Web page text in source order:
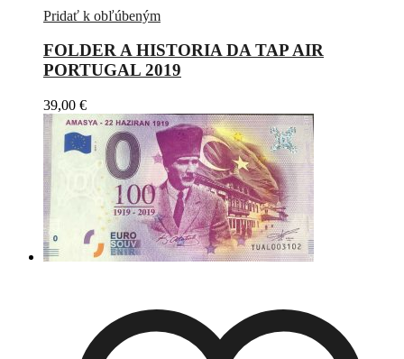
Pridať k obľúbeným
FOLDER A HISTORIA DA TAP AIR
PORTUGAL 2019
39,00 €